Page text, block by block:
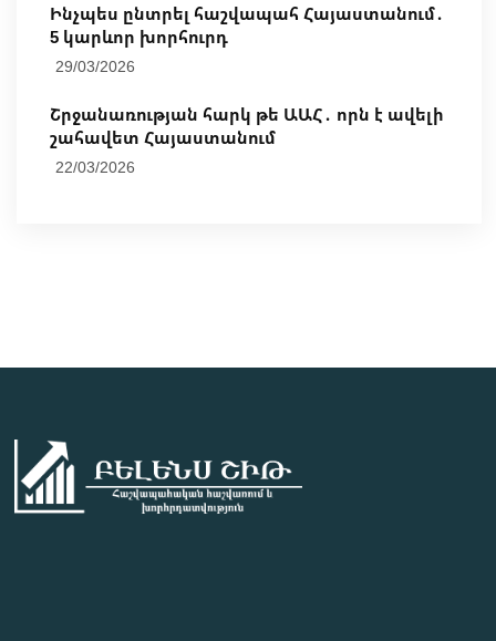
Ինչպես ընտրել հաշվապահ Հայաստանում․
5 կարևոր խորհուրդ
29/03/2026
Շրջանառության հարկ թե ԱԱՀ․ որն է ավելի
շահավետ Հայաստանում
22/03/2026